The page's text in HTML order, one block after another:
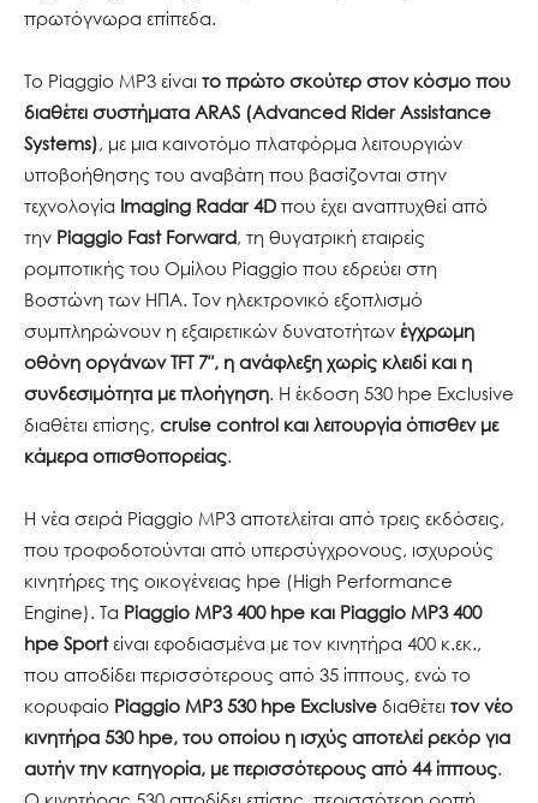
πρωτόγνωρα επίπεδα.
Το Piaggio MP3 είναι το πρώτο σκούτερ στον κόσμο που
διαθέτει συστήματα ARAS (Advanced Rider Assistance
Systems), με μια καινοτόμο πλατφόρμα λειτουργιών
υποβοήθησης του αναβάτη που βασίζονται στην
τεχνολογία Imaging Radar4D που έχει αναπτυχθεί από
την Piaggio Fast Forward, τη θυγατρική εταιρείς
ρομποτικής του Ομίλου Piaggio που εδρεύει στη
Βοστώνη των ΗΠΑ. Τον ηλεκτρονικό εξοπλισμό
συμπληρώνουν η εξαιρετικών δυνατοτήτων έγχρωμη
οθόνη οργάνωνTFT7″, η ανάφλεξη χωρίς κλειδί και η
συνδεσιμότητα με πλοήγηση. Η έκδοση 530 hpe Exclusive
διαθέτει επίσης, cruise control και λειτουργία όπισθεν με
κάμερα οπισθοπορείας.
Η νέα σειρά Piaggio MP3 αποτελείται από τρεις εκδόσεις,
που τροφοδοτούνται από υπερσύγχρονους, ισχυρούς
κινητήρες της οικογένειας hpe (High Performance
Engine). Τα Piaggio MP3 400 hpe και Piaggio MP3 400
hpe Sportείναι εφοδιασμένα με τον κινητήρα 400 κ.εκ.,
που αποδίδει περισσότερους από 35 ίππους, ενώ το
κορυφαίο Piaggio MP3 530 hpe Exclusive διαθέτει τον νέο
κινητήρα 530 hpe, του οποίου η ισχύς αποτελεί ρεκόρ για
αυτήν την κατηγορία, με περισσότερους από 44 ίππους.